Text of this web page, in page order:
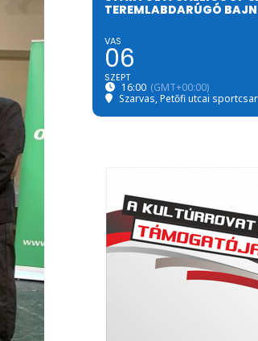
TEREMLABDARÚGÓ
VAS
06
SZEPT
16:00 (GMT+00:00)
Szarvas, Petőfi utcai